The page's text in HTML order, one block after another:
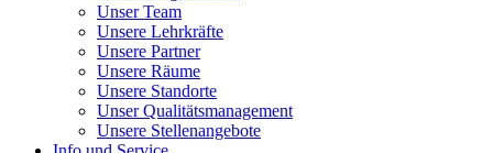
Unser Team
Unsere Lehrkräfte
Unsere Partner
Unsere Räume
Unsere Standorte
Unser Qualitätsmanagement
Unsere Stellenangebote